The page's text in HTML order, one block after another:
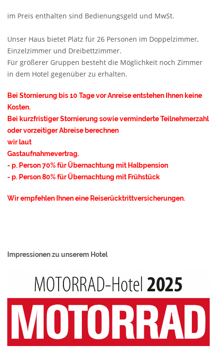
im Preis enthalten sind Bedienungsgeld und MwSt.
Unser Haus bietet Platz für 26 Personen im Doppelzimmer,
Einzelzimmer und Dreibettzimmer.
Für größerer Gruppen besteht die Möglichkeit noch Zimmer
in dem Hotel gegenüber zu erhalten.
Bei Stornierung bis 10 Tage vor Anreise entstehen Ihnen keine
Kosten.
Bei kurzfristiger Stornierung sowie verminderte Teilnehmerzahl
oder vorzeitiger Abreise berechnen
wir laut
Gastaufnahmevertrag.
- p. Person 70% für Übernachtung mit Halbpension
- p. Person 80% für Übernachtung mit Frühstück
Wir empfehlen Ihnen eine Reiserücktrittversicherungen.
Impressionen zu unserem Hotel